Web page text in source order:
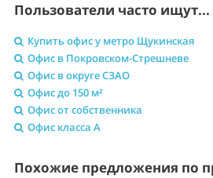
Пользователи часто ищут...
Купить офис у метро Щукинская
Офис в Покровском-Стрешневе
Офис в округе СЗАО
Офис до 150 м²
Офис от собственника
Офис класса A
Похожие предложения по